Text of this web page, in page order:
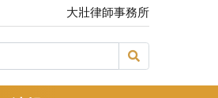
大壯律師事務所